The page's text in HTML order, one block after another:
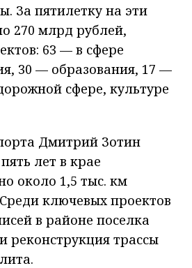
За пятилетку на эти
270 млрд рублей,
63 — в сфере
30 — образования, 17 —
сфере, культуре
Дмитрий Зотин
лет в крае
около 1,5 тыс. км
ключевых проектов
в районе поселка
реконструкция трассы